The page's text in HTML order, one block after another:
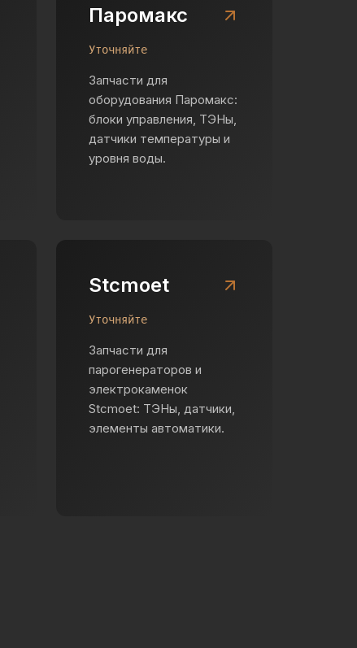
Паромакс
Уточняйте
Запчасти для
оборудования Паромакс:
блоки управления, ТЭНы,
датчики температуры и
уровня воды.
Stcmoet
Уточняйте
Запчасти для
парогенераторов и
электрокаменок
Stcmoet: ТЭНы, датчики,
элементы автоматики.